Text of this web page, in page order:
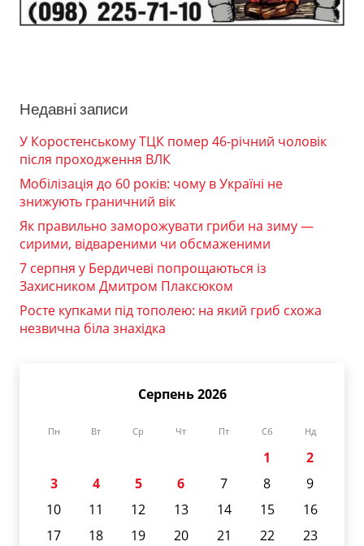
Недавні записи
У Коростенському ТЦК помер 46-річний чоловік
після проходження ВЛК
Мобілізація до 60 років: чому в Україні не
знижують граничний вік
Як правильно заморожувати гриби на зиму —
сирими, відвареними чи обсмаженими
7 серпня у Бердичеві попрощаються із
Захисником Дмитром Плаксюком
Росте купками під тополею: на який гриб схожа
незвична біла знахідка
Серпень 2026
Пн Вт Ср Чт Пт Сб Нд
1
2
3
4 5 6 7 8
9
10
11 12 13 14 15
16
17
18 19 20 21 22
23